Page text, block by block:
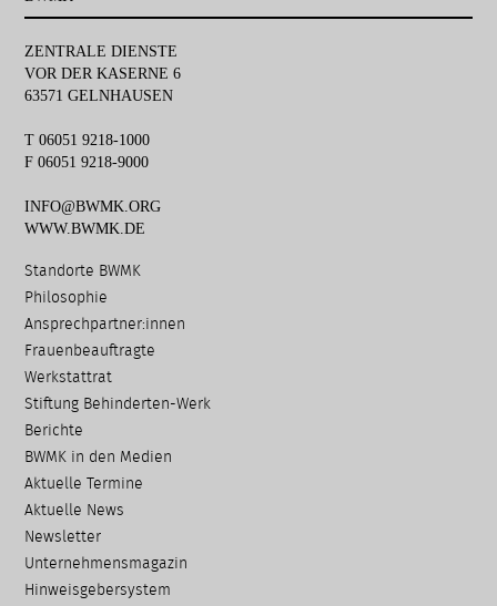
ZENTRALE DIENSTE
VOR DER KASERNE 6
63571 GELNHAUSEN
T 06051 9218-1000
F 06051 9218-9000
INFO@BWMK.ORG
WWW.BWMK.DE
Navigation
überspringen
Standorte BWMK
Philosophie
Ansprechpartner:innen
Frauenbeauftragte
Werkstattrat
Stiftung Behinderten-Werk
Berichte
BWMK in den Medien
Aktuelle Termine
Aktuelle News
Newsletter
Unternehmensmagazin
Hinweisgebersystem